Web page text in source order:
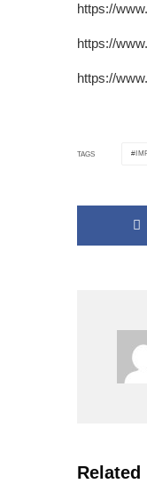
https://
https://
https://
TAGS
Related